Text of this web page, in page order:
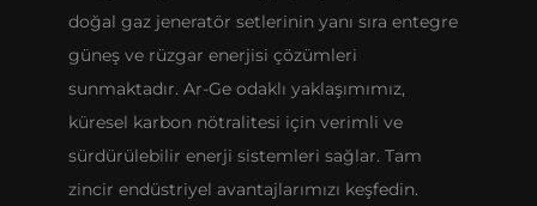
doğal gaz jeneratör setlerinin yanı sıra entegre
güneş ve rüzgar enerjisi çözümleri
sunmaktadır. Ar-Ge odaklı yaklaşımımız,
küresel karbon nötralitesi için verimli ve
sürdürülebilir enerji sistemleri sağlar. Tam
zincir endüstriyel avantajlarımızı keşfedin.